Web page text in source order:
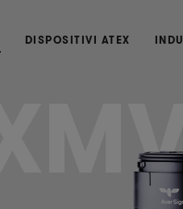
DISPOSITIVI ATEX